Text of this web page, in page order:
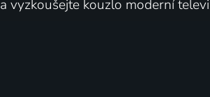
a vyzkoušejte kouzlo moderní